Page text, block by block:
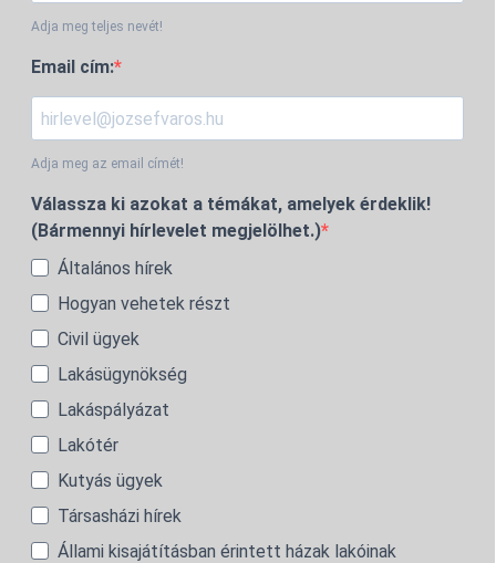
Adja meg teljes nevét!
Email cím:
Adja meg az email címét!
Válassza ki azokat a témákat, amelyek érdeklik!
(Bármennyi hírlevelet megjelölhet.)
Általános hírek
Hogyan vehetek részt
Civil ügyek
Lakásügynökség
Lakáspályázat
Lakótér
Kutyás ügyek
Társasházi hírek
Állami kisajátításban érintett házak lakóinak